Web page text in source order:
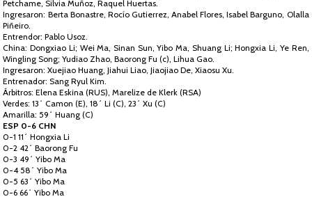
Petchame, Silvia Muñoz, Raquel Huertas.
Ingresaron: Berta Bonastre, Rocío Gutierrez, Anabel Flores, Isabel Barguno, Olalla
Piñeiro.
Entrendor: Pablo Usoz.
China: Dongxiao Li; Wei Ma, Sinan Sun, Yibo Ma, Shuang Li; Hongxia Li, Ye Ren,
Wingling Song; Yudiao Zhao, Baorong Fu (c), Lihua Gao.
Ingresaron: Xuejiao Huang, Jiahui Liao, Jiaojiao De, Xiaosu Xu.
Entrenador: Sang Ryul Kim.
Árbitros: Elena Eskina (RUS), Marelize de Klerk (RSA)
Verdes: 13´ Camon (E), 18´ Li (C), 23´ Xu (C)
Amarilla: 59´ Huang (C)
ESP 0-6 CHN
0-1 11´ Hongxia Li
0-2 42´ Baorong Fu
0-3 49´ Yibo Ma
0-4 58´ Yibo Ma
0-5 63´ Yibo Ma
0-6 66´ Yibo Ma